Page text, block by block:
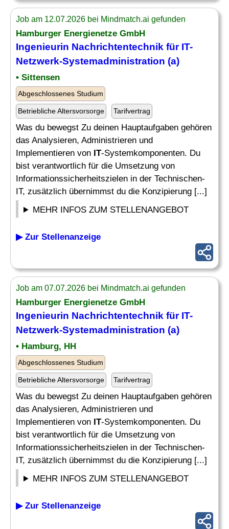
Job am 12.07.2026 bei Mindmatch.ai gefunden
Hamburger Energienetze GmbH
Ingenieurin Nachrichtentechnik für IT-
Netzwerk-Systemadministration (a)
• Sittensen
Abgeschlossenes Studium
Betriebliche Altersvorsorge Tarifvertrag
Was du bewegst Zu deinen Hauptaufgaben gehören
das Analysieren, Administrieren und
Implementieren von IT-Systemkomponenten. Du
bist verantwortlich für die Umsetzung von
Informationssicherheitszielen in der Technischen-
IT, zusätzlich übernimmst du die Konzipierung [...]
MEHR INFOS ZUM STELLENANGEBOT
▶ Zur Stellenanzeige
Job am 07.07.2026 bei Mindmatch.ai gefunden
Hamburger Energienetze GmbH
Ingenieurin Nachrichtentechnik für IT-
Netzwerk-Systemadministration (a)
• Hamburg, HH
Abgeschlossenes Studium
Betriebliche Altersvorsorge Tarifvertrag
Was du bewegst Zu deinen Hauptaufgaben gehören
das Analysieren, Administrieren und
Implementieren von IT-Systemkomponenten. Du
bist verantwortlich für die Umsetzung von
Informationssicherheitszielen in der Technischen-
IT, zusätzlich übernimmst du die Konzipierung [...]
MEHR INFOS ZUM STELLENANGEBOT
▶ Zur Stellenanzeige